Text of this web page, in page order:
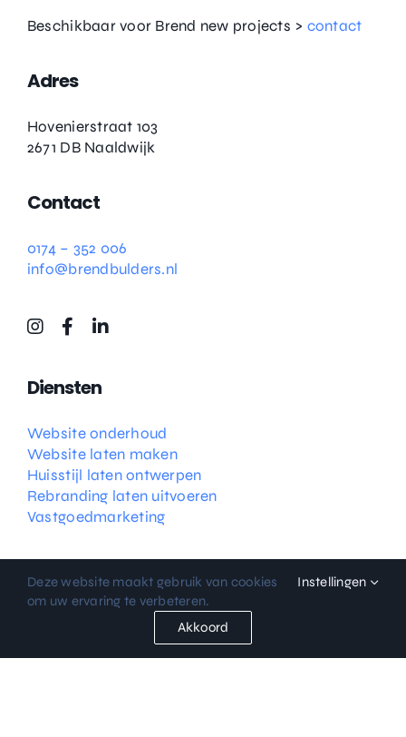
Beschikbaar voor Brend new projects > contact
Adres
Hovenierstraat 103
2671 DB Naaldwijk
Contact
0174 – 352 006
info@brendbulders.nl
Diensten
Website onderhoud
Website laten maken
Huisstijl laten ontwerpen
Rebranding laten uitvoeren
Vastgoedmarketing
Deze website maakt gebruik van cookies
om uw ervaring te verbeteren.
Instellingen
Akkoord